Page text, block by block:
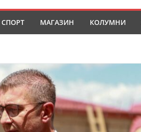
СПОРТ МАГАЗИН КОЛУМНИ